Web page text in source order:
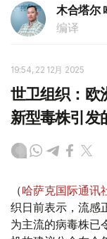
木合塔尔
编译
19:54, 22 12月 2025
世卫组织：欧
新型毒株引发
（哈萨克国际通讯
织日前表示，流感
为主流的病毒株已